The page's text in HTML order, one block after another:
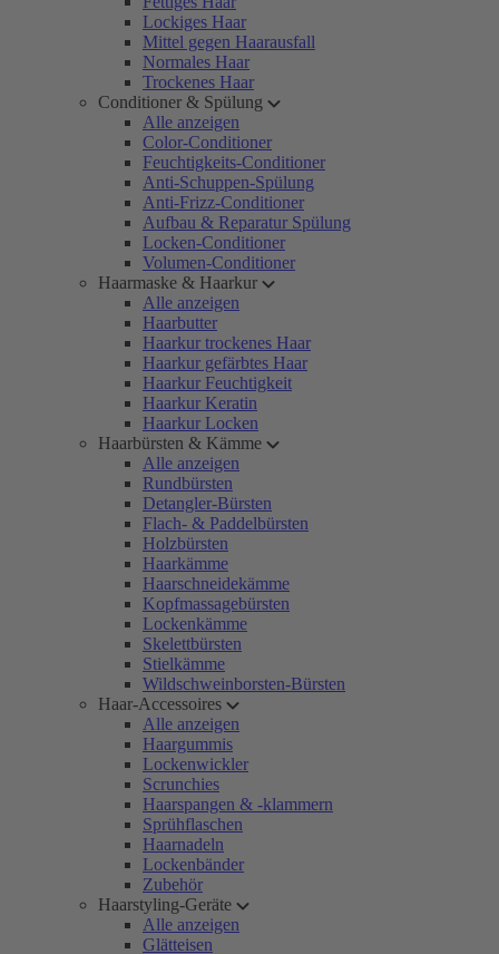
Lockiges Haar
Mittel gegen Haarausfall
Normales Haar
Trockenes Haar
Conditioner & Spülung
Alle anzeigen
Color-Conditioner
Feuchtigkeits-Conditioner
Anti-Schuppen-Spülung
Anti-Frizz-Conditioner
Aufbau & Reparatur Spülung
Locken-Conditioner
Volumen-Conditioner
Haarmaske & Haarkur
Alle anzeigen
Haarbutter
Haarkur trockenes Haar
Haarkur gefärbtes Haar
Haarkur Feuchtigkeit
Haarkur Keratin
Haarkur Locken
Haarbürsten & Kämme
Alle anzeigen
Rundbürsten
Detangler-Bürsten
Flach- & Paddelbürsten
Holzbürsten
Haarkämme
Haarschneidekämme
Kopfmassagebürsten
Lockenkämme
Skelettbürsten
Stielkämme
Wildschweinborsten-Bürsten
Haar-Accessoires
Alle anzeigen
Haargummis
Lockenwickler
Scrunchies
Haarspangen & -klammern
Sprühflaschen
Haarnadeln
Lockenbänder
Zubehör
Haarstyling-Geräte
Alle anzeigen
Glätteisen